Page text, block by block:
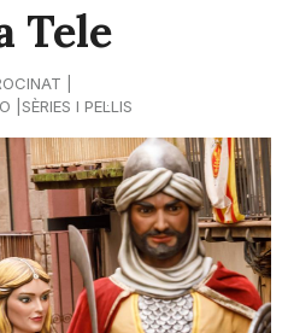
Tele
SÈRIES I PEL·LIS